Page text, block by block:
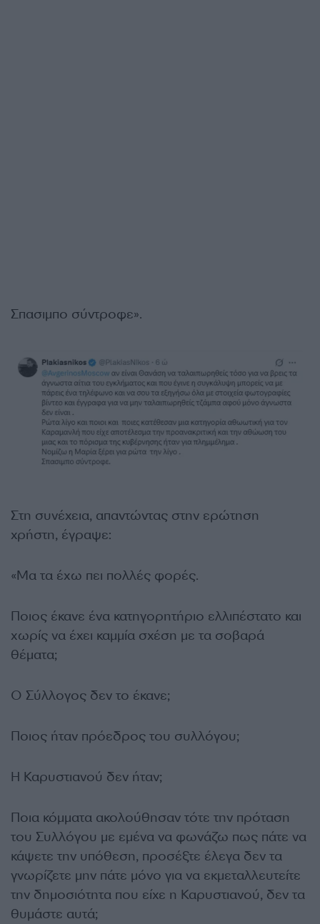
Σπασιμπο σύντροφε».
Στη συνέχεια, απαντώντας στην ερώτηση
χρήστη, έγραψε:
«Μα τα έχω πει πολλές φορές.
Ποιος έκανε ένα κατηγορητήριο ελλιπέστατο και
χωρίς να έχει καμμία σχέση με τα σοβαρά
θέματα;
Ο Σύλλογος δεν το έκανε;
Ποιος ήταν πρόεδρος του συλλόγου;
Η Καρυστιανού δεν ήταν;
Ποια κόμματα ακολούθησαν τότε την πρόταση
του Συλλόγου με εμένα να φωνάζω πως πάτε να
κάψετε την υπόθεση, προσέξτε έλεγα δεν τα
γνωρίζετε μην πάτε μόνο για να εκμεταλλευτείτε
την δημοσιότητα που είχε η Καρυστιανού, δεν τα
θυμάστε αυτά;